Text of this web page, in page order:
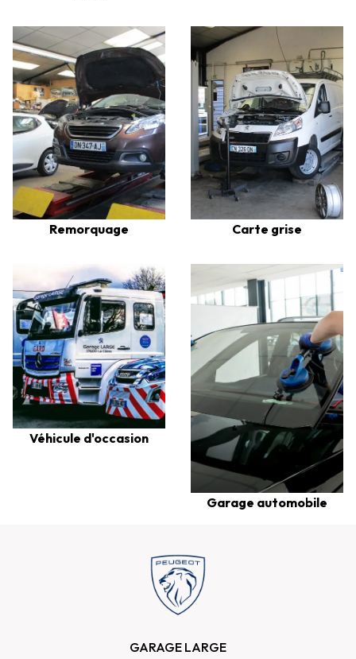
Remorquage Carte grise
Véhicule d'occasion
Garage automobile
GARAGE LARGE